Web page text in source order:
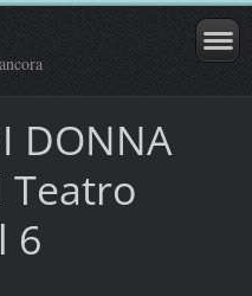
DONNA
Teatro
6